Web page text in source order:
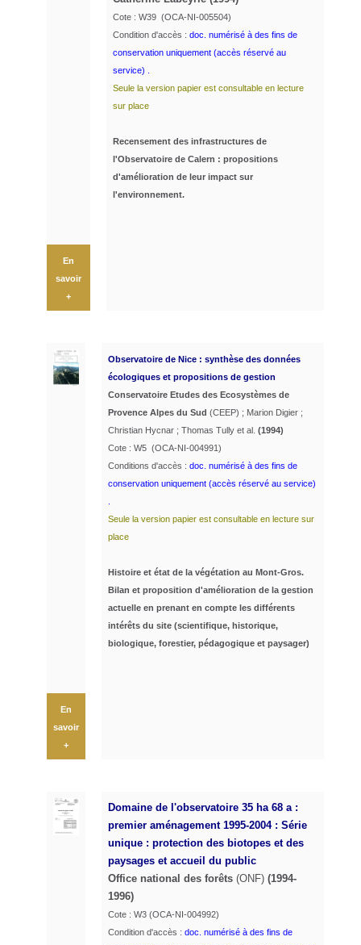
Cote : W39 (OCA-NI-005504)
Condition d'accès : doc. numérisé à des fins de
conservation uniquement (accès réservé au
service) .
Seule la version papier est consultable en lecture
sur place
Recensement des infrastructures de
l'Observatoire de Calern : propositions
d'amélioration de leur impact sur
l'environnement.
En
savoir
+
Observatoire de Nice : synthèse des données
écologiques et propositions de gestion
Conservatoire Etudes des Ecosystèmes de
Provence Alpes du Sud (CEEP) ; Marion Digier ;
Christian Hycnar ; Thomas Tully et al. (1994)
Cote : W5 (OCA-NI-004991)
Conditions d'accès : doc. numérisé à des fins de
conservation uniquement (accès réservé au service)
Seule la version papier est consultable en lecture sur
place
Histoire et état de la végétation au Mont-Gros.
Bilan et proposition d'amélioration de la gestion
actuelle en prenant en compte les différents
intérêts du site (scientifique, historique,
biologique, forestier, pédagogique et paysager)
En
savoir
+
Domaine de l'observatoire 35 ha 68 a :
premier aménagement 1995-2004 : Série
unique : protection des biotopes et des
paysages et accueil du public
Office national des forêts (ONF) (1994-
1996)
Cote : W3 (OCA-NI-004992)
Condition d'accès : doc. numérisé à des fins de